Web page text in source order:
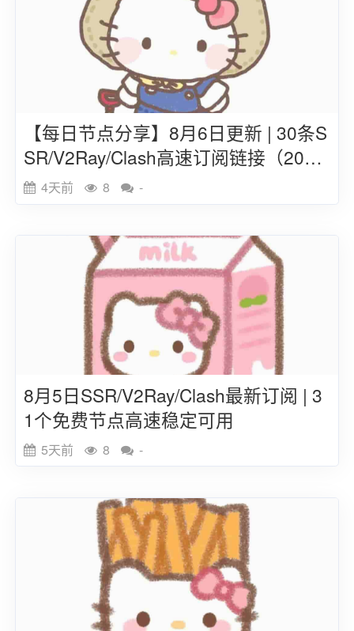
【每日节点分享】8月6日更新 | 30条S
SR/V2Ray/Clash高速订阅链接（202
6）4天前 8 -
8月5日SSR/V2Ray/Clash最新订阅 | 3
1个免费节点高速稳定可用
5天前 8 -